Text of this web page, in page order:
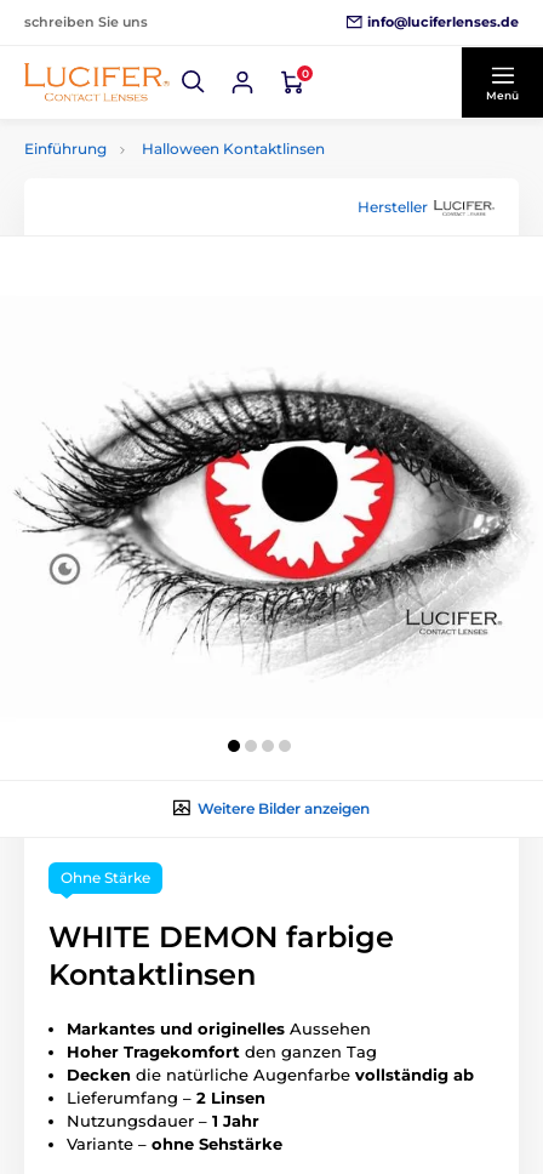
schreiben Sie uns info@luciferlenses.de
0
Menü
Einführung Halloween Kontaktlinsen
Hersteller
Weitere Bilder anzeigen
Ohne Stärke
WHITE DEMON farbige
Kontaktlinsen
Markantes und originelles Aussehen
Hoher Tragekomfort den ganzen Tag
Decken die natürliche Augenfarbe vollständig ab
Lieferumfang – 2 Linsen
Nutzungsdauer – 1 Jahr
Variante – ohne Sehstärke